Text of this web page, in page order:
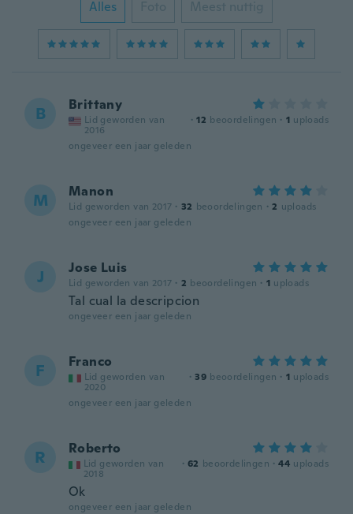
Alles Foto Meest nuttig
B Brittany
Lid geworden van
2016
· 12 beoordelingen · 1 uploads
ongeveer een jaar geleden
M Manon
Lid geworden van 2017 · 32 beoordelingen · 2 uploads
ongeveer een jaar geleden
J Jose Luis
Lid geworden van 2017 · 2 beoordelingen · 1 uploads
Tal cual la descripcion
ongeveer een jaar geleden
F Franco
Lid geworden van
2020
· 39 beoordelingen · 1 uploads
ongeveer een jaar geleden
R Roberto
Lid geworden van
2018
· 62 beoordelingen · 44 uploads
Ok
ongeveer een jaar geleden